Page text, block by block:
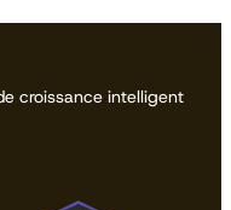
croissance intelligent